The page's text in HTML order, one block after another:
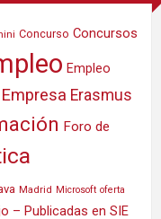
Concurso Concursos
Empleo
Empresa Erasmus
Foro de
Madrid Microsoft oferta
– Publicadas en SIE